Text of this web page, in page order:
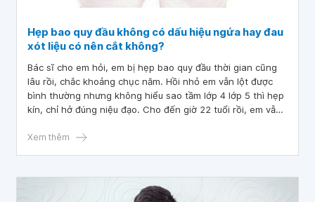
Hẹp bao quy đầu không có dấu hiệu ngứa hay đau
xót liệu có nên cắt không?
Bác sĩ cho em hỏi, em bị hẹp bao quy đầu thời gian cũng
lâu rồi, chắc khoảng chục năm. Hồi nhỏ em vẫn lột được
bình thường nhưng không hiểu sao tầm lớp 4 lớp 5 thì hẹp
kín, chỉ hở đúng niệu đạo. Cho đến giờ 22 tuổi rồi, em vẫn
không có dấu hiệu ngứa hay đau xót liệu có nên cắt không
Xem thêm